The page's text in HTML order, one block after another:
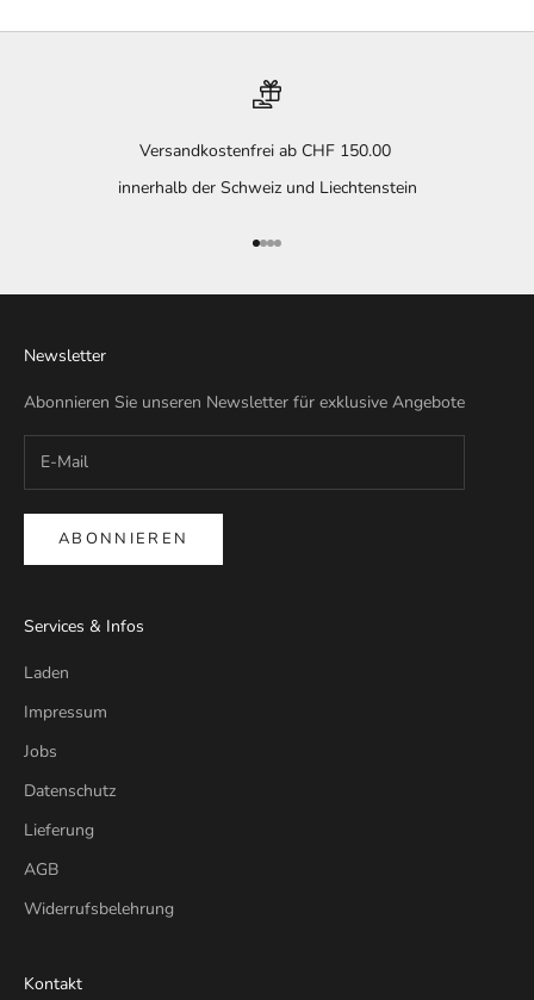
Versandkostenfrei ab CHF 150.00
innerhalb der Schweiz und Liechtenstein
Gehe zu Element 1
Gehe zu Element 2
Gehe zu Element 3
Gehe zu Element 4
Newsletter
Abonnieren Sie unseren Newsletter für exklusive Angebote
ABONNIEREN
Services & Infos
Laden
Impressum
Jobs
Datenschutz
Lieferung
AGB
Widerrufsbelehrung
Kontakt